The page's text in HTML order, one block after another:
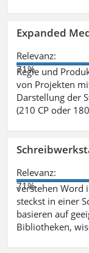
Expanded
Relevanz:
71%
Regie und
von Projekten
Darstellung der
(210 CP oder
Relevanz:
71%
verstehen Word
steckst in einer
basieren auf
Bibliotheken,